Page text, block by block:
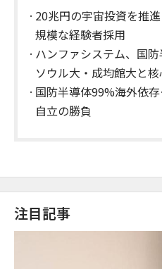
20兆円の宇宙投資を推
規模な経験者採用
ハンファシステム、国
ソウル大・成均館大と
国防半導体99%海外依
自立の勝負
注目記事